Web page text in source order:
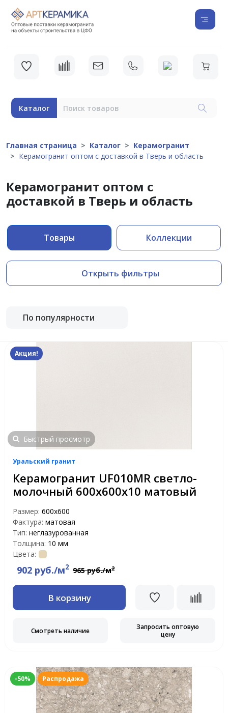
Каталог
Главная страница Каталог
Керамогранит
Керамогранит оптом с доставкой в Тверь и область
Керамогранит оптом с
доставкой в Тверь и область
Товары Коллекции
Открыть фильтры
По популярности
Акция!
Быстрый просмотр
Уральский гранит
Керамогранит UF010MR светло-
молочный 600х600х10 матовый
Размер: 600х600
Фактура: матовая
Тип: неглазурованная
Толщина: 10 мм
Цвета:
902 руб./м2 965 руб./м2
В корзину
Смотреть наличие
Запросить оптовую
цену
-50% Распродажа